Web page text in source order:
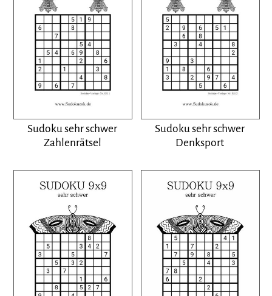
Sudoku sehr schwer
Zahlenrätsel
Sudoku sehr schwer
Denksport